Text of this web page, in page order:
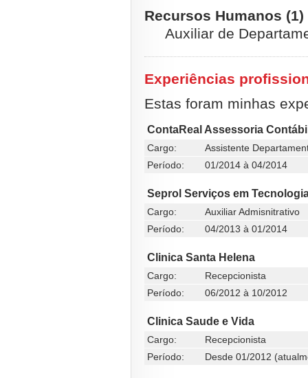
Recursos Humanos (1)
Auxiliar de
Experiências
Estas foram minhas
ContaReal Assessoria
Cargo:
Assistente
Período:
01/2014 à 04/2014
Seprol Serviços em
Cargo:
Auxiliar Admisnitrativo
Período:
04/2013 à 01/2014
Clinica Santa Helena
Cargo:
Recepcionista
Período:
06/2012 à 10/2012
Clinica Saude e Vida
Cargo:
Recepcionista
Período:
Desde 01/2012